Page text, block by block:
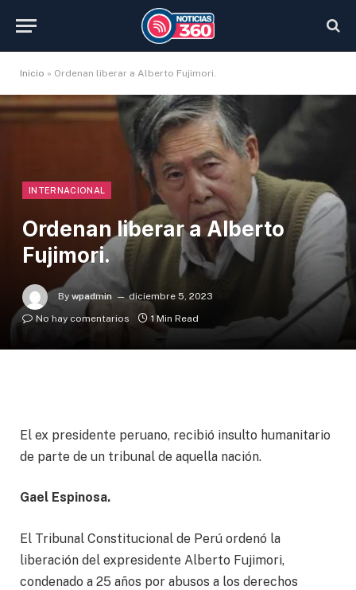
Inicio » Ordenan liberar a Alberto Fujimori.
INTERNACIONAL
Ordenan liberar a Alberto
Fujimori.
By wpadmin
diciembre 5, 2023
No hay comentarios
1 Min Read
El ex presidente peruano, recibió insulto humanitario
de parte de un tribunal de aquella nación.
Gael Espinosa.
El Tribunal Constitucional de Perú ordenó la
liberación del expresidente Alberto Fujimori,
condenado a 25 años por abusos a los derechos